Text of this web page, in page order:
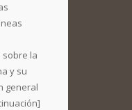
sobre la
y su
general